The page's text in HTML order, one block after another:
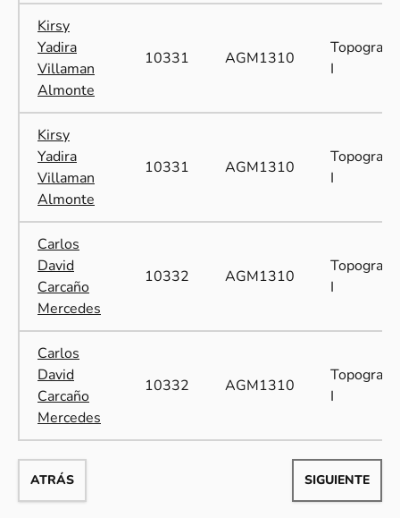
Kirsy
Yadira
Villaman
Almonte
10331 AGM1310
Topografía
I
Kirsy
Yadira
Villaman
Almonte
10331 AGM1310
Topografía
I
Carlos
David
Carcaño
Mercedes
10332 AGM1310
Topografía
I
Carlos
David
Carcaño
Mercedes
10332 AGM1310
Topografía
I
ATRÁS SIGUIENTE